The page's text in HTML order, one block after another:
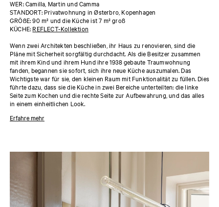
WER: Camilla, Martin und Camma
STANDORT: Privatwohnung in Østerbro, Kopenhagen
GRÖßE: 90 m² und die Küche ist 7 m² groß
KÜCHE: REFLECT-Kollektion
Wenn zwei Architekten beschließen, ihr Haus zu renovieren, sind die
Pläne mit Sicherheit sorgfältig durchdacht. Als die Besitzer zusammen
mit ihrem Kind und ihrem Hund ihre 1938 gebaute Traumwohnung
fanden, begannen sie sofort, sich ihre neue Küche auszumalen. Das
Wichtigste war für sie, den kleinen Raum mit Funktionalität zu füllen. Dies
führte dazu, dass sie die Küche in zwei Bereiche unterteilten: die linke
Seite zum Kochen und die rechte Seite zur Aufbewahrung, und das alles
in einem einheitlichen Look.
Die Eigentümer haben sich dafür entschieden, die ursprüngliche Glastür
einem Gemeinschaftsraum zu machen. Allerdings achteten sie darauf,
dass der kleine Raum selbst zu einer optischen Attraktion wurde. Da die
Küche so klein ist (nur 7 Quadratmeter!), war es entscheidend, das Licht
optimal zu nutzen. Aus diesem Grund fiel die Wahl auf dieREFLECT-
Kollektion
von Jean Nouvel. Die reflektierende Metalloberfläche in
Kombination mit der hochwertigen Verarbeitung und Langlebigkeit
machte sie zur idealen Wahl für diesen Raum.
Erfahre mehr